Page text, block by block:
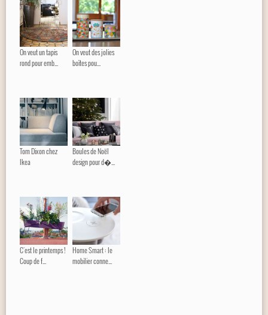
On veut un tapis
rond pour emb...
On veut des jolies
boîtes pou...
Tom Dixon chez
Ikea
Boules de Noël
design pour d�...
C'est le printemps !
Coup de f...
Home Smart : le
mobilier conne...